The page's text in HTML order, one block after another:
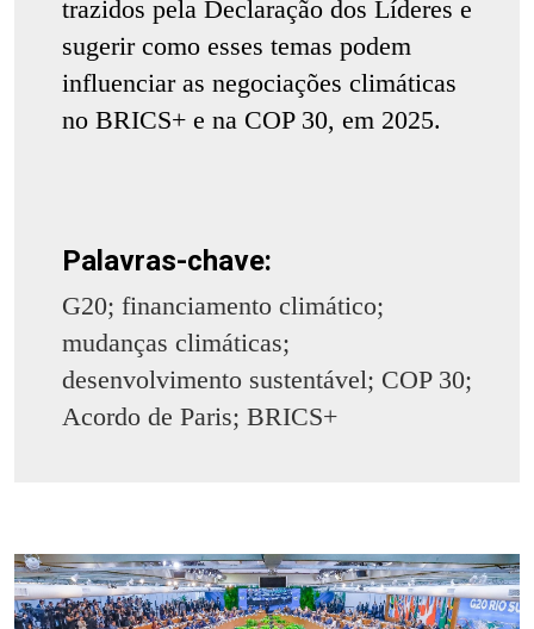
trazidos pela Declaração dos Líderes e
sugerir como esses temas podem
influenciar as negociações climáticas
no BRICS+ e na COP 30, em 2025.
Palavras-chave:
G20; financiamento climático;
mudanças climáticas;
desenvolvimento sustentável; COP 30;
Acordo de Paris; BRICS+